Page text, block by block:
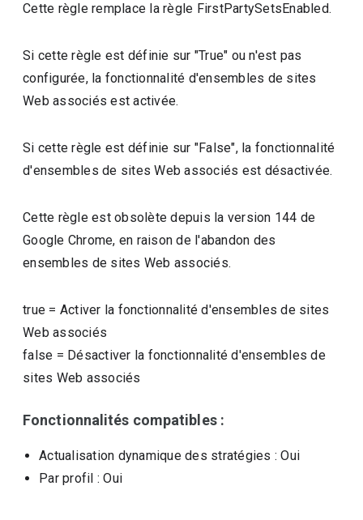
Cette règle remplace la règle FirstPartySetsEnabled.
Si cette règle est définie sur "True" ou n'est pas
configurée, la fonctionnalité d'ensembles de sites
Web associés est activée.
Si cette règle est définie sur "False", la fonctionnalité
d'ensembles de sites Web associés est désactivée.
Cette règle est obsolète depuis la version 144 de
Google Chrome, en raison de l'abandon des
ensembles de sites Web associés.
true = Activer la fonctionnalité d'ensembles de sites
Web associés
false = Désactiver la fonctionnalité d'ensembles de
sites Web associés
Fonctionnalités compatibles :
Actualisation dynamique des stratégies : Oui
Par profil : Oui